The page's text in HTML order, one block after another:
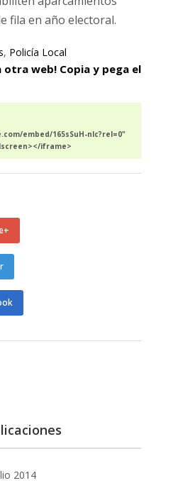
fila en año electoral.
, Policía Local
web! Copia y pega el
embed/165sSuH-nlc?rel=0"
iframe>
2014